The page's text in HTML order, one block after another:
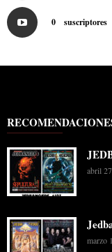
0 suscriptores
abril
marzo